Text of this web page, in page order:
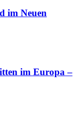
im Neuen
im Europa –